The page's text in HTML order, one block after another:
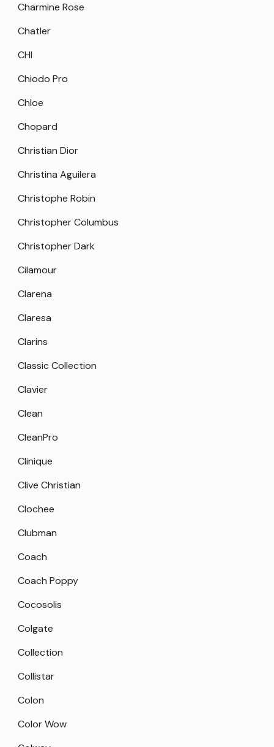
Charmine Rose
Chatler
CHI
Chiodo Pro
Chloe
Chopard
Christian Dior
Christina Aguilera
Christophe Robin
Christopher Columbus
Christopher Dark
Cilamour
Clarena
Claresa
Clarins
Classic Collection
Clavier
Clean
CleanPro
Clinique
Clive Christian
Clochee
Clubman
Coach
Coach Poppy
Cocosolis
Colgate
Collection
Collistar
Colon
Color Wow